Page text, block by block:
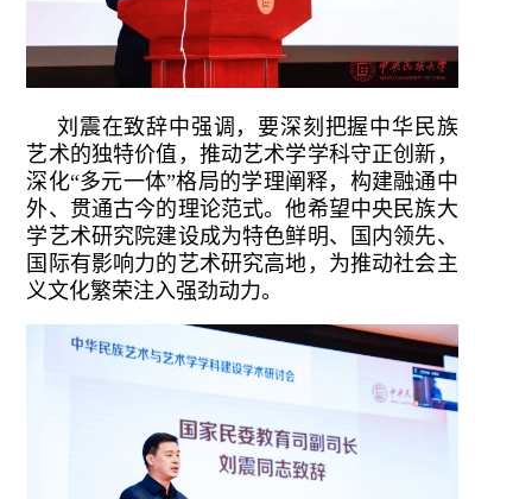
刘震在致辞中强调，要深刻把握中华民族
艺术的独特价值，推动艺术学学科守正创新，
深化“多元一体”格局的学理阐释，构建融通中
外、贯通古今的理论范式。他希望中央民族大
学艺术研究院建设成为特色鲜明、国内领先、
国际有影响力的艺术研究高地，为推动社会主
义文化繁荣注入强劲动力。